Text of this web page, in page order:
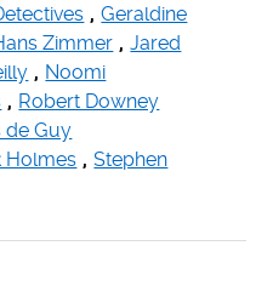
, Geraldine
Zimmer , Jared
, Noomi
, Robert Downey
de Guy
Holmes , Stephen